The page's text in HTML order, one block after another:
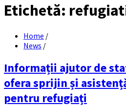
Etichetă:
Home /
News /
Informații ajutor de
ofera sprijin și
pentru refugiați